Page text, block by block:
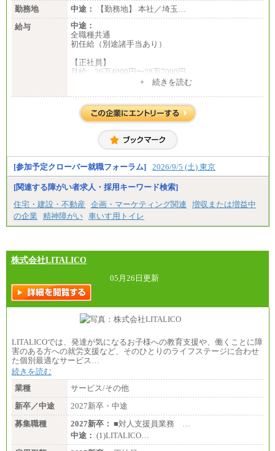
勤務地 中途：
【勤務地】 本社／埼玉…
給与
中途：
全職種共通
初任給（別途諸手当あり）
【正社員】
月給 26万4000円〜28万7000円
月給 21万6300円〜27万1200円
【アルバイト・パート・時給制】
神奈川/1,390円～、静岡/1,240円～、滋賀/1,220円
～、
愛知/1,290円～
※正社員・契約社員登用制度あり
※上記給与をベースにスキル・経験に応じて、決定
します。
※試用期間中も給与に変更はございません
+ 続きを読む
[参加予定クローバー就職フォーラム] 2026/9/5 (土) 東京
[関連する障がい者求人・採用キーワード検索]
住宅・建設・不動産
企画・マーケティング関連
増収または増益中
の企業
精神障がい 車いす用トイレ
株式会社LITALICO
05月26日更新
LITALICOでは、発達が気になるお子様への教育支援や、働くことに障
害のある方への就労支援など、そのひとりのライフステージに合わせ
た個別最適なサービス…
続きを読む
業種
サービス/その他
新卒／中途
2027新卒・中途
募集職種
2027新卒： ■対人支援員業務 …
中途： (1)LITALICO…